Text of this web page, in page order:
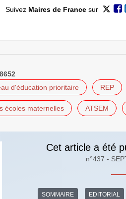
Suivez Maires de Francesur
d'éducation prioritaire REP
écoles maternelles ATSEM
Cet article a été
n°437 -
SOMMAIRE EDITORIAL